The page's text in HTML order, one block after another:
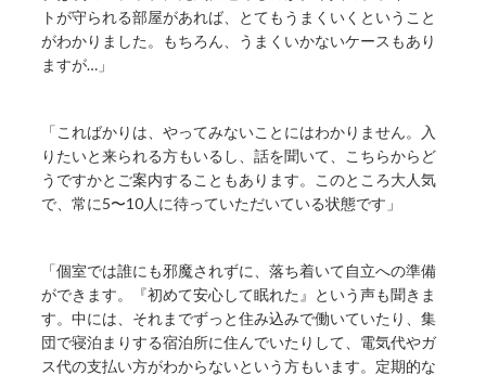
トが守られる部屋があれば、とてもうまくいくということ
がわかりました。もちろん、うまくいかないケースもあり
ますが…」
「こればかりは、やってみないことにはわかりません。入
りたいと来られる方もいるし、話を聞いて、こちらからど
うですかとご案内することもあります。このところ大人気
で、常に5〜10人に待っていただいている状態です」
「個室では誰にも邪魔されずに、落ち着いて自立への準備
ができます。『初めて安心して眠れた』という声も聞きま
す。中には、それまでずっと住み込みで働いていたり、集
団で寝泊まりする宿泊所に住んでいたりして、電気代やガ
ス代の支払い方がわからないという方もいます。定期的な